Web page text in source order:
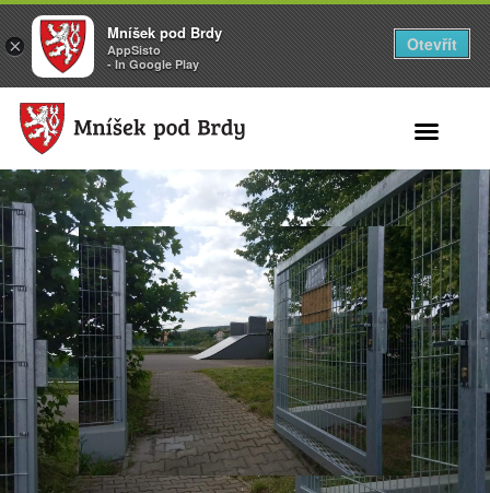
×
Mníšek pod Brdy
AppSisto
- In Google Play
Otevřít